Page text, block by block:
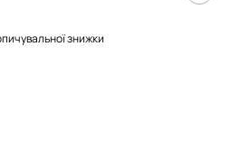
знижки